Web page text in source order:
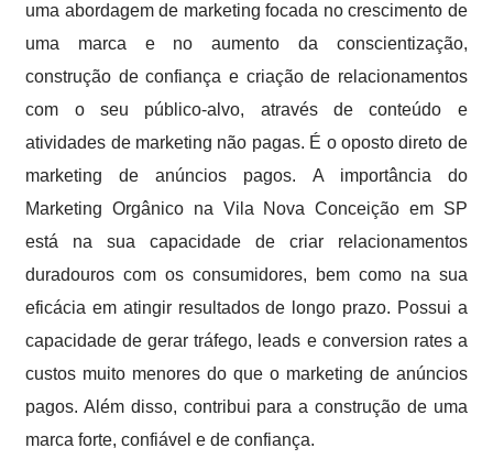
uma abordagem de marketing focada no crescimento de
uma marca e no aumento da conscientização,
construção de confiança e criação de relacionamentos
com o seu público-alvo, através de conteúdo e
atividades de marketing não pagas. É o oposto direto de
marketing de anúncios pagos. A importância do
Marketing Orgânico na Vila Nova Conceição em SP
está na sua capacidade de criar relacionamentos
duradouros com os consumidores, bem como na sua
eficácia em atingir resultados de longo prazo. Possui a
capacidade de gerar tráfego, leads e conversion rates a
custos muito menores do que o marketing de anúncios
pagos. Além disso, contribui para a construção de uma
marca forte, confiável e de confiança.